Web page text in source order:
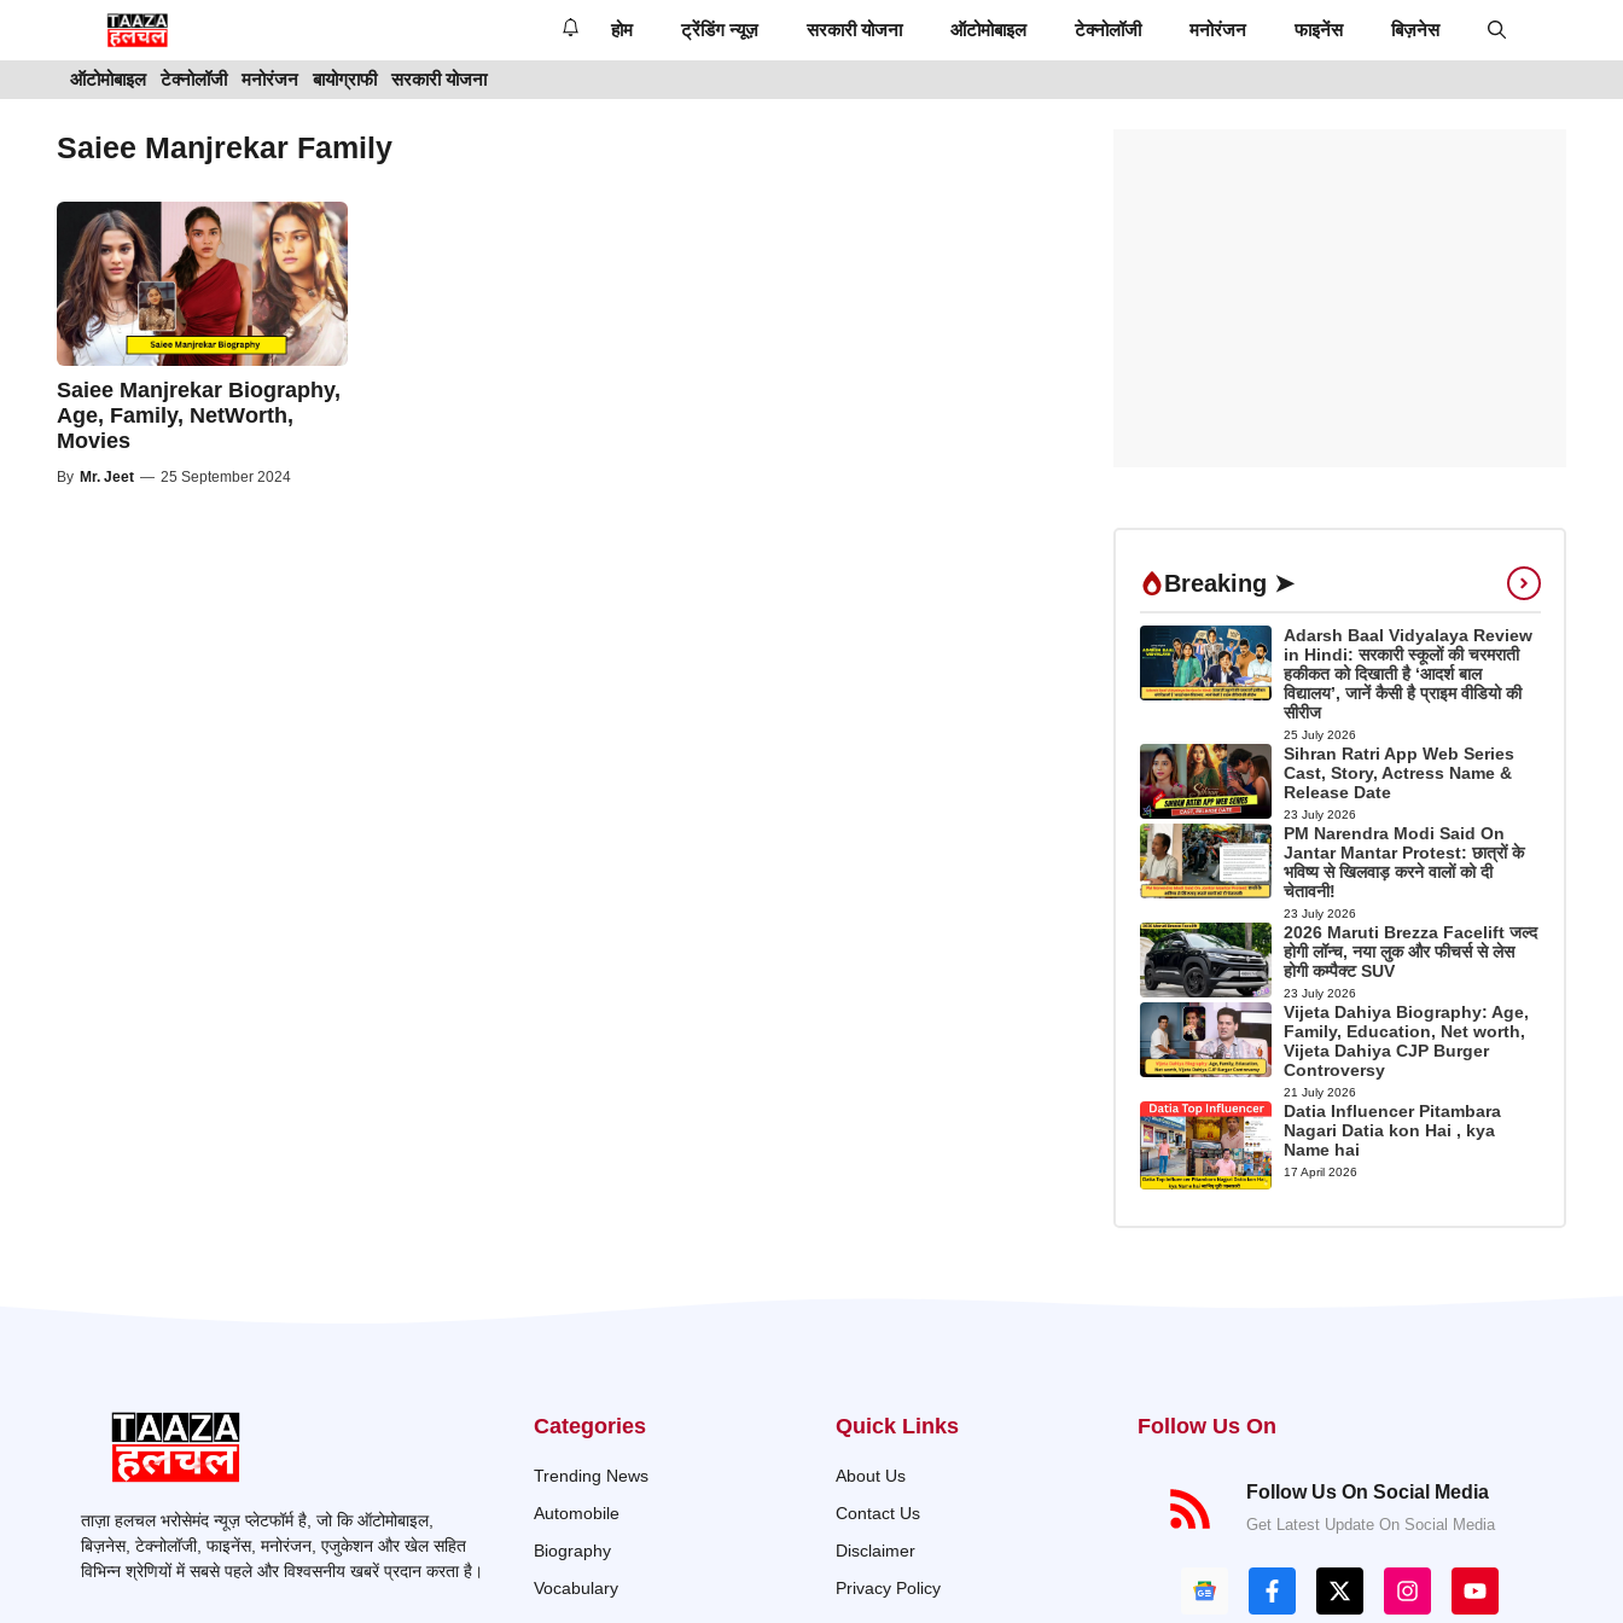
content
होम ट्रेंडिंग न्यूज़ सरकारी योजना ऑटोमोबाइल टेक्नोलॉजी मनोरंजन फाइनेंस बिज़नेस
ऑटोमोबाइल टेक्नोलॉजी मनोरंजन बायोग्राफी सरकारी योजना
Saiee Manjrekar Family
Saiee Manjrekar Biography,
Age, Family, NetWorth,
Movies
By Mr. Jeet — 25 September 2024
Breaking ➤
Adarsh Baal Vidyalaya Review
in Hindi: सरकारी स्कूलों की चरमराती
हकीकत को दिखाती है ‘आदर्श बाल
विद्यालय’, जानें कैसी है प्राइम वीडियो की
सीरीज
25 July 2026
Sihran Ratri App Web Series
Cast, Story, Actress Name &
Release Date
23 July 2026
PM Narendra Modi Said On
Jantar Mantar Protest: छात्रों के
भविष्य से खिलवाड़ करने वालों को दी
चेतावनी!
23 July 2026
2026 Maruti Brezza Facelift जल्द
होगी लॉन्च, नया लुक और फीचर्स से लेस
होगी कम्पैक्ट SUV
23 July 2026
Vijeta Dahiya Biography: Age,
Family, Education, Net worth,
Vijeta Dahiya CJP Burger
Controversy
21 July 2026
Datia Influencer Pitambara
Nagari Datia kon Hai , kya
Name hai
17 April 2026
ताज़ा हलचल भरोसेमंद न्यूज़ प्लेटफॉर्म है, जो कि ऑटोमोबाइल,
बिज़नेस, टेक्नोलॉजी, फाइनेंस, मनोरंजन, एजुकेशन और खेल सहित
विभिन्न श्रेणियों में सबसे पहले और विश्वसनीय खबरें प्रदान करता है।
Categories
Trending News
Automobile
Biography
Vocabulary
Quick Links
About Us
Contact Us
Disclaimer
Privacy Policy
Follow Us On
Follow Us On Social Media
Get Latest Update On Social Media